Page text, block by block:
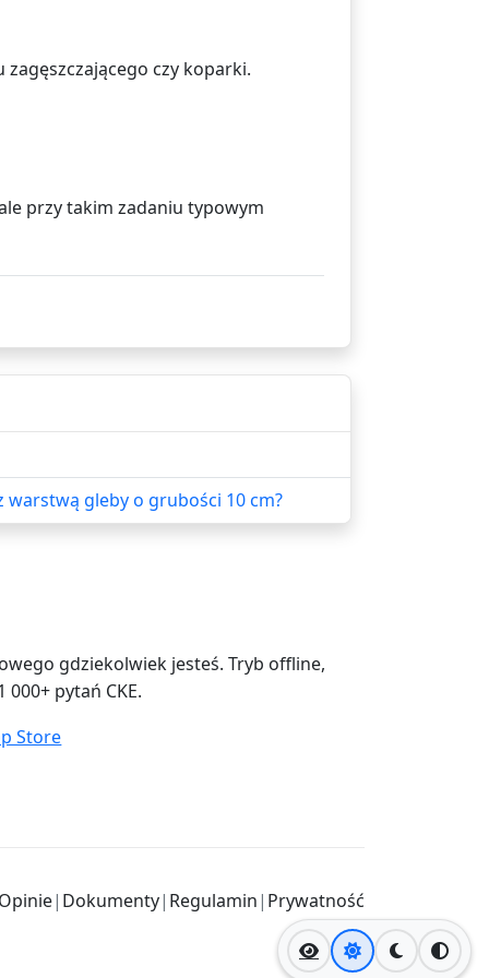
Jasny motyw
Ciemny
czy koparki.
przy takim zadaniu typowym
warstwą gleby o grubości 10 cm?
gdziekolwiek jesteś. Tryb offline,
pytań CKE.
Opinie| Dokumenty| Regulamin| Prywatność